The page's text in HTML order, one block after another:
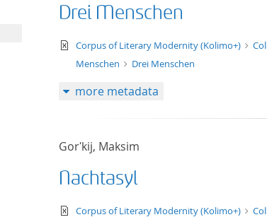
Drei Menschen
text/xml
Corpus of Literary Modernity (Kolimo+)
Menschen
Drei Menschen
more metadata
Gorʹkij, Maksim
Nachtasyl
text/xml
Corpus of Literary Modernity (Kolimo+)